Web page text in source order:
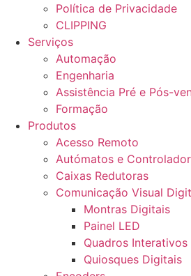
Política de Privacidade
CLIPPING
Serviços
Automação
Engenharia
Assistência Pré e Pós-
Formação
Produtos
Acesso Remoto
Autómatos e
Caixas Redutoras
Comunicação Visual
Montras Digitais
Painel LED
Quadros Interativos
Quiosques Digitais